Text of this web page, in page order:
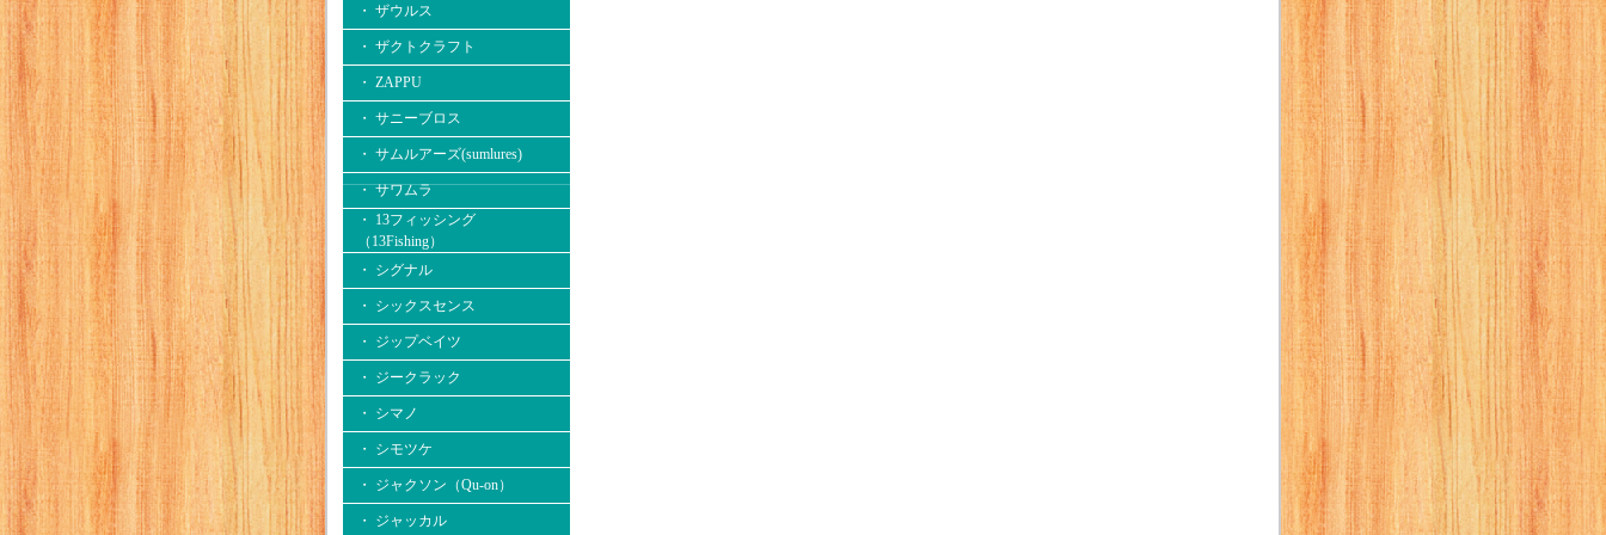
・ ザウルス
・ ザクトクラフト
・ ZAPPU
・ サニーブロス
・ サムルアーズ(sumlures)
・ サワムラ
・ 13フィッシング
（13Fishing）
・ シグナル
・ シックスセンス
・ ジップベイツ
・ ジークラック
・ シマノ
・ シモツケ
・ ジャクソン（Qu-on）
・ ジャッカル